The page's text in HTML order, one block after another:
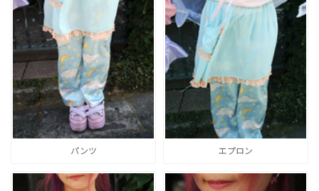
パンツ エプロン